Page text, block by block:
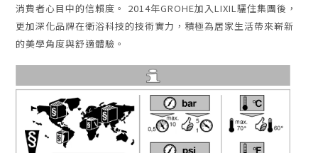
消費者心目中的信賴度。 2014年GROHE加入LIXIL驪住集團後，
更加深化品牌在衛浴科技的技術實力，積極為居家生活帶來嶄新
的美學角度與舒適體驗。